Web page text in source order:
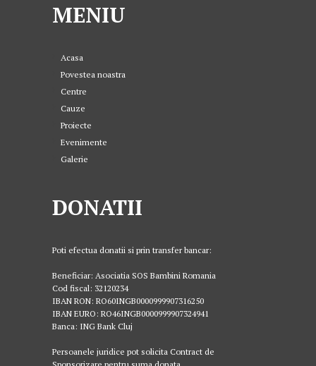
MENIU
Acasa
Povestea noastra
Centre
Cauze
Proiecte
Evenimente
Galerie
DONATII
Poti efectua donatii si prin transfer bancar:
Beneficiar: Asociatia SOS Bambini Romania
Cod fiscal: 32120234
IBAN RON: RO60INGB0000999907316250
IBAN EURO: RO46INGB0000999907324941
Banca: ING Bank Cluj
Persoanele juridice pot solicita Contract de